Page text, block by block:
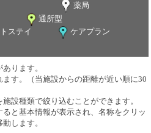
薬局
通所型
ステイ
ケアプラン
ります。
す。（当施設からの距離が近い順に30
設種類で絞り込むことができます。
と基本情報が表示され、名称をクリッ
します。